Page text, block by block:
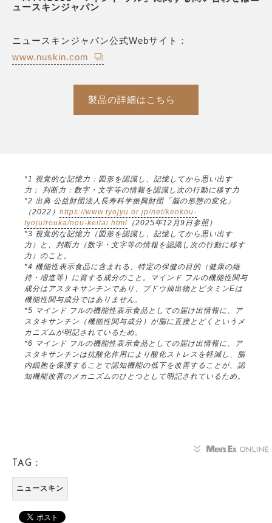
ュースキンジャパン
ニュースキンジャパン公式Webサイト：
www.nuskin.com
製品の詳細はこちら
*1 視覚的な記憶力：図形を認識し、記憶してから思い出す
力； 判断力：数字・文字等の情報を認識し次の行動に移す力
*2 出典 公益財団法人長寿科学振興財団「脳の形態の変化」
（2022） https://www.tyojyu.or.jp/net/kenkou-
tyoju/rouka/nou-keitai.html （2025年12月9日参照）
*3 視覚的な記憶力（図形を認識し、記憶してから思い出す
力）と、判断力（数字・文字等の情報を認識し次の行動に移す
力）のこと。
*4 機能性表示食品に含まれる、特定の保健の目的（健康の維
持・増進等）に資する成分のこと。マインド フルの機能性関与
成分はアスタキサンチンであり、ブドウ抽出物とビタミンEは
機能性関与成分ではありません。
*5 マインド フルの機能性表示食品としての届け出情報に、ア
スタキサンチン（機能性関与成分）が脳に直接とどくというメ
カニズムが明記されているため。
*6 マインド フルの機能性表示食品としての届け出情報に、ア
スタキサンチンは抗酸化作用により酸化ストレスを軽減し、脳
内細胞を保護することで認知機能の低下を改善することが、認
知機能改善のメカニズムのひとつとして明記されているため。
TAG：
ニュースキン